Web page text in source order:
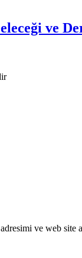
ve
ve web site